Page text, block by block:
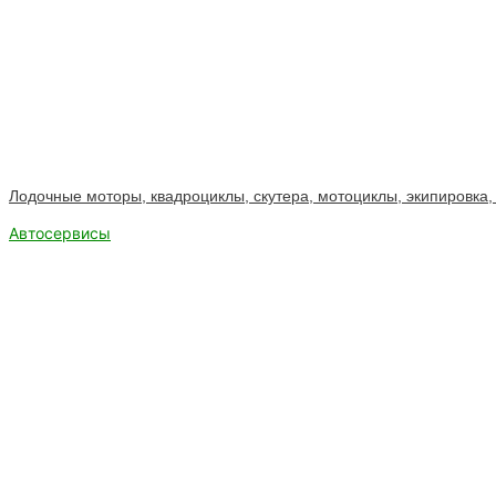
Лодочные моторы, квадроциклы, скутера, мотоциклы,
Автосервисы